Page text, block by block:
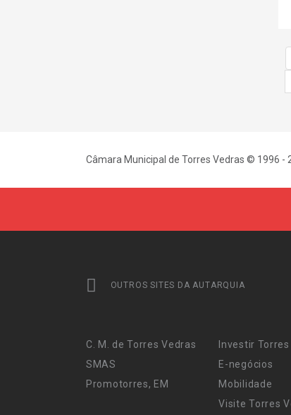
Câmara Municipal de Torres Vedras © 1996 -
OUTROS SITES DA AUTARQUIA
C. M. de Torres Vedras
SMAS
Promotorres, EM
Investir
E-negócios
Mobilidade
Visite Torres